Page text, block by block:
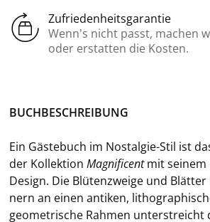
Zufriedenheitsgarantie
Wenn’s nicht passt, machen
oder erstatten die Kosten.
BUCH­BE­SCHREI­BUNG
Ein Gäs­te­buch im Nostalgie-​Stil ist
der Kol­lek­ti­on Ma­gni­fi­centmit sei­nem
Design. Die Blü­ten­zwei­ge und
nern an einen an­ti­ken,
geo­me­tri­sche Rah­men un­ter­streicht